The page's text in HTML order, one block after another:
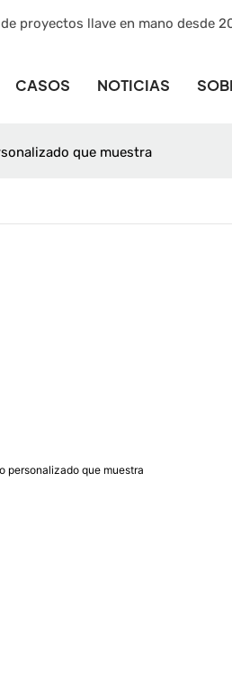
proyectos llave en mano desde
CASOS NOTICIAS
que muestra